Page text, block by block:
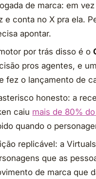
de marca: em
e conta no X pra ela.
apontar.
por trás disso é o
pros agentes, e
fez o lançamento de
honesto: a
caiu mais de 80%
quando o
replicável: a
que as
de marca que